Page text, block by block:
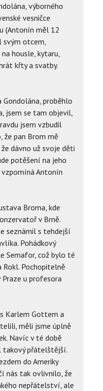
výborného
vesničce
(Antonín měl 12
otcem,
housle, kytaru,
křty a svatby.
proběhlo
jsem se tam objevil,
jsem vzbudil
že pan Brom mě
dávno už svoje děti
potěšení na jeho
Antonín
Broma, kde
v Brně.
seznámil s tehdejší
Pohádkový
Semafor, což bylo té
Rokl. Pochopitelně
u profesora
Karlem Gottem a
měli jsme úplně
Navíc v té době
takový přátelštější.
do Ameriky
nás tak ovlivnilo, že
nepřátelství, ale